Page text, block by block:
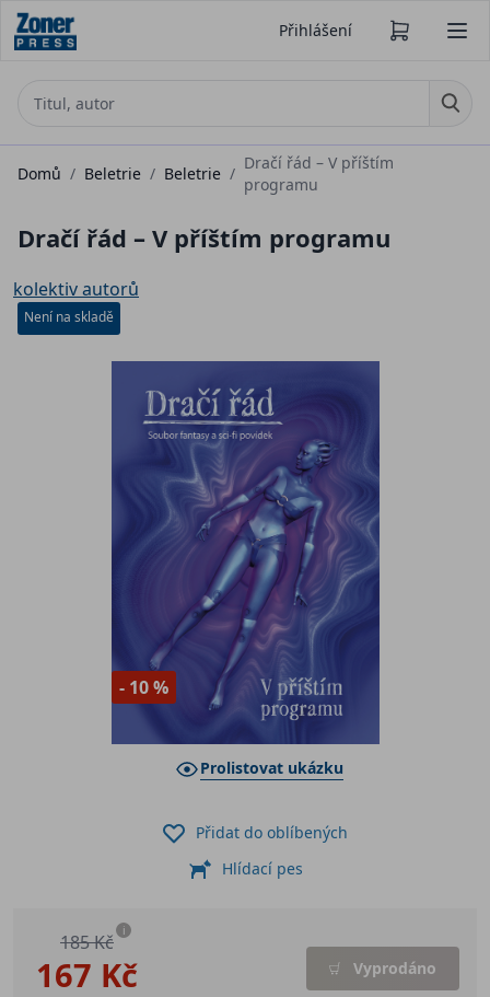
Přihlášení
Domů / Beletrie / Beletrie /
Dračí řád – V příštím
programu
Dračí řád – V příštím programu
kolektiv autorů
Není na skladě
- 10 %
Prolistovat ukázku
167 Kč
185 Kč i
Vyprodáno
Přidat do oblíbených
Hlídací pes